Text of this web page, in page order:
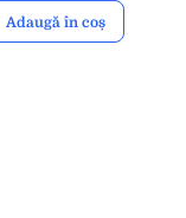
Adaugă în coș